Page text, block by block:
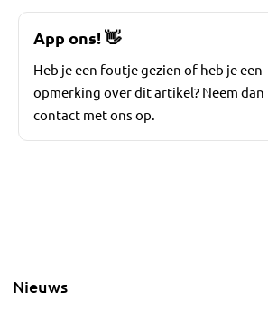
App ons!👋
Heb je een foutje gezien of heb je een
opmerking over dit artikel? Neem dan
contact met ons op.
Nieuws